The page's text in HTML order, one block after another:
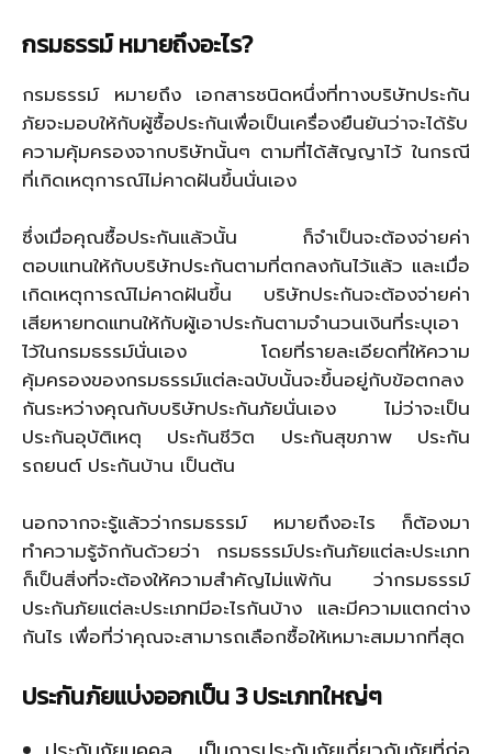
กรมธรรม์ หมายถึงอะไร?
กรมธรรม์ หมายถึง เอกสารชนิดหนึ่งที่ทางบริษัทประกัน
ภัยจะมอบให้กับผู้ซื้อประกันเพื่อเป็นเครื่องยืนยันว่าจะได้รับ
ความคุ้มครองจากบริษัทนั้นๆ ตามที่ได้สัญญาไว้ ในกรณี
ที่เกิดเหตุการณ์ไม่คาดฝันขึ้นนั่นเอง
ซึ่งเมื่อคุณซื้อประกันแล้วนั้น ก็จำเป็นจะต้องจ่ายค่า
ตอบแทนให้กับบริษัทประกันตามที่ตกลงกันไว้แล้ว และเมื่อ
เกิดเหตุการณ์ไม่คาดฝันขึ้น บริษัทประกันจะต้องจ่ายค่า
เสียหายทดแทนให้กับผู้เอาประกันตามจำนวนเงินที่ระบุเอา
ไว้ในกรมธรรม์นั่นเอง โดยที่รายละเอียดที่ให้ความ
คุ้มครองของกรมธรรม์แต่ละฉบับนั้นจะขึ้นอยู่กับข้อตกลง
กันระหว่างคุณกับบริษัทประกันภัยนั่นเอง ไม่ว่าจะเป็น
ประกันอุบัติเหตุ ประกันชีวิต ประกันสุขภาพ ประกัน
รถยนต์ ประกันบ้าน เป็นต้น
นอกจากจะรู้แล้วว่ากรมธรรม์ หมายถึงอะไร ก็ต้องมา
ทำความรู้จักกันด้วยว่า กรมธรรม์ประกันภัยแต่ละประเภท
ก็เป็นสิ่งที่จะต้องให้ความสำคัญไม่แพ้กัน ว่ากรมธรรม์
ประกันภัยแต่ละประเภทมีอะไรกันบ้าง และมีความแตกต่าง
กันไร เพื่อที่ว่าคุณจะสามารถเลือกซื้อให้เหมาะสมมากที่สุด
ประกันภัยแบ่งออกเป็น3ประเภทใหญ่ๆ